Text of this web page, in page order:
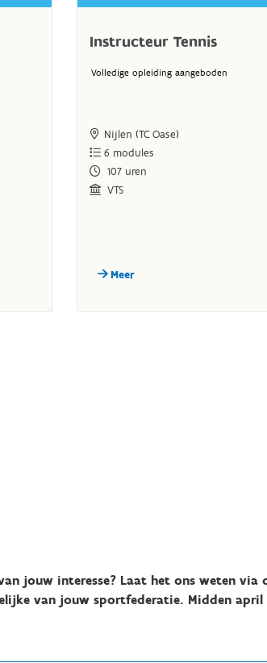
jouw interesse? Laat het ons weten via
van jouw sportfederatie. Midden april